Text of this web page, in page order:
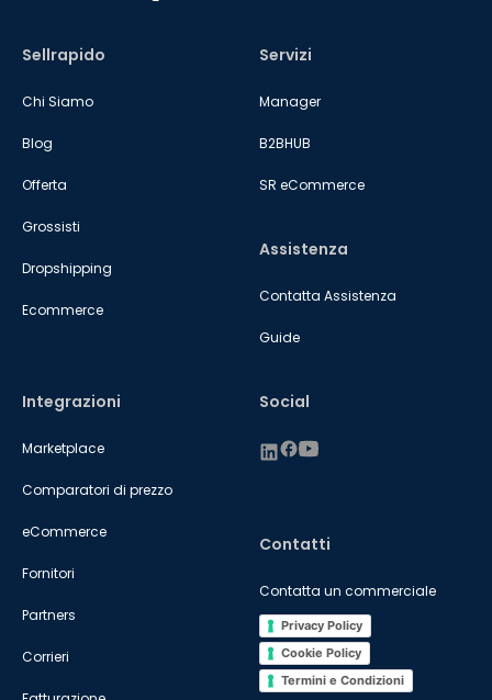
Sellrapido
Chi Siamo
Blog
Offerta
Grossisti
Dropshipping
Ecommerce
Servizi
Manager
B2BHUB
SR eCommerce
Integrazioni
Marketplace
Comparatori di prezzo
eCommerce
Fornitori
Partners
Corrieri
Assistenza
Contatta Assistenza
Guide
Contatti
Contatta un commerciale
Privacy Policy
Cookie Policy
Termini e Condizioni
Social